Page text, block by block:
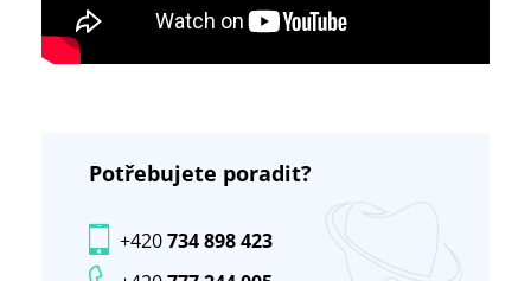
Potřebujete poradit?
+420734 898 423